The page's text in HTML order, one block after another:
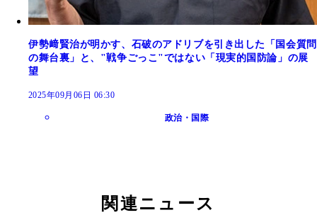
伊勢﨑賢治が明かす、石破のアドリブを引き出した「国会質問
の舞台裏」と、"戦争ごっこ"ではない「現実的国防論」の展
望
2025年09月06日 06:30
政治・国際
関連ニュース